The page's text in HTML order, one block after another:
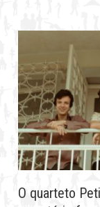
O quarteto